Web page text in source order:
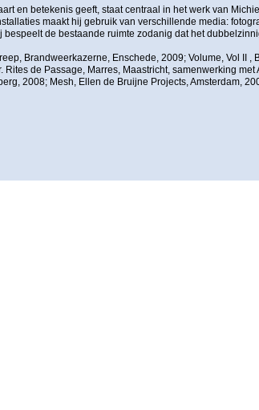
en betekenis geeft, staat centraal in het werk van
maakt hij gebruik van verschillende media:
bespeelt de bestaande ruimte zodanig dat het
Brandweerkazerne, Enschede, 2009; Volume, Vol II ,
Rites de Passage, Marres, Maastricht, samenwerking
2008; Mesh, Ellen de Bruijne Projects, Amsterdam,